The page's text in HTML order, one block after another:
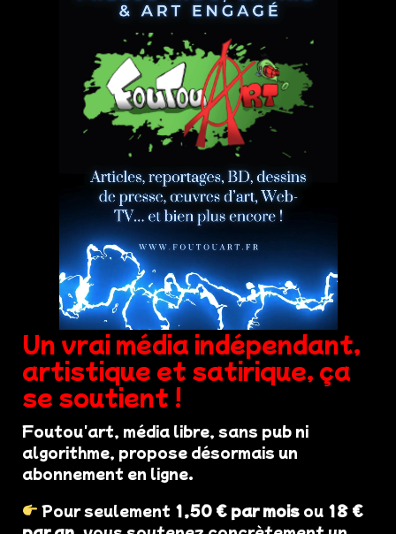
Un vrai média indépendant,
artistique et satirique, ça
se soutient !
Foutou'art, média libre, sans pub ni
algorithme, propose désormais un
abonnement en ligne.
Pour seulement 1,50 € par mois ou 18 €